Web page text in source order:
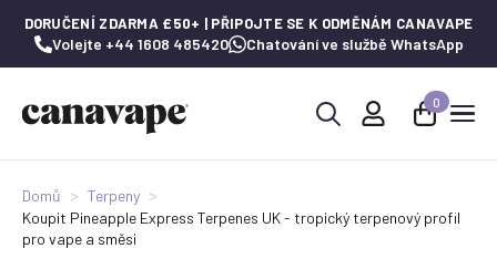
DORUČENÍ ZDARMA £50+ | PŘIPOJTE SE K ODMĚNÁM CANAVAPE
Volejte +44 1608 485420 Chatování ve službě WhatsApp
0
Domů
Terpeny
Koupit Pineapple Express Terpenes UK - tropický terpenový profil
pro vape a směsi